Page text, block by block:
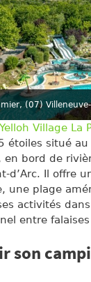
(07)
Village La
étoiles situé
en bord de
d’Arc. Il offre
une plage
activités
entre
son